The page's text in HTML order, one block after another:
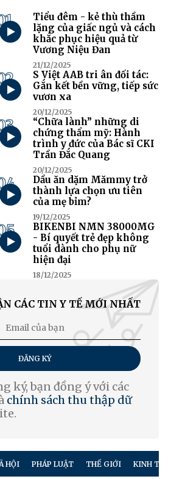
Tiểu đêm - kẻ thù thầm
lặng của giấc ngủ và cách
khắc phục hiệu quả từ
Vương Niệu Đan
21/12/2025
S Việt AAB tri ân đối tác:
Gắn kết bền vững, tiếp sức
vươn xa
20/12/2025
“Chữa lành” những di
chứng thẩm mỹ: Hành
trình y đức của Bác sĩ CKI
Trần Đắc Quang
20/12/2025
Dầu ăn dặm Mămmy trở
thành lựa chọn ưu tiên
của mẹ bỉm?
19/12/2025
BIKENBI NMN 38000MG
- Bí quyết trẻ đẹp không
tuổi dành cho phụ nữ
hiện đại
18/12/2025
CÁC TIN Y TẾ MỚI NHẤT
ĐĂNG KÝ
ký, bạn đồng ý với các
chính sách thu thập dữ
HỘI PHÁP LUẬT THẾ GIỚI KINH TẾ